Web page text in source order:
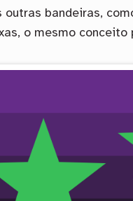
bandeiras,
o mesmo